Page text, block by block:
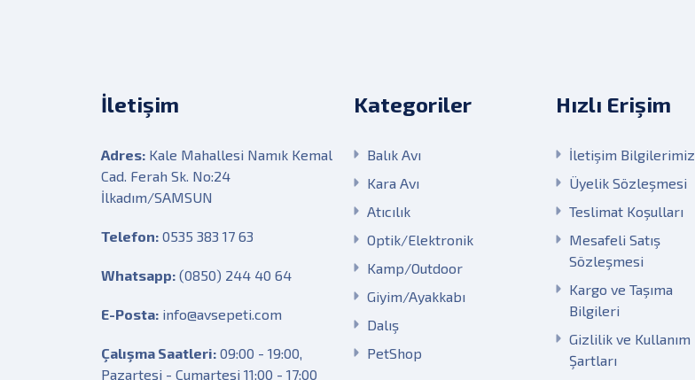
İletişim
Adres: Kale Mahallesi Namık Kemal
Cad. Ferah Sk. No:24
İlkadım/SAMSUN
Telefon: 0535 383 17 63
Whatsapp: (0850) 244 40 64
E-Posta: info@avsepeti.com
Çalışma Saatleri: 09:00 - 19:00,
Pazartesi - Cumartesi 11:00 - 17:00
Kategoriler
Balık Avı
Kara Avı
Atıcılık
Optik/Elektronik
Kamp/Outdoor
Giyim/Ayakkabı
Dalış
PetShop
Hızlı Erişim
İletişim Bilgilerimiz
Üyelik Sözleşmesi
Teslimat Koşulları
Mesafeli Satış
Sözleşmesi
Kargo ve Taşıma
Bilgileri
Gizlilik ve Kullanım
Şartları